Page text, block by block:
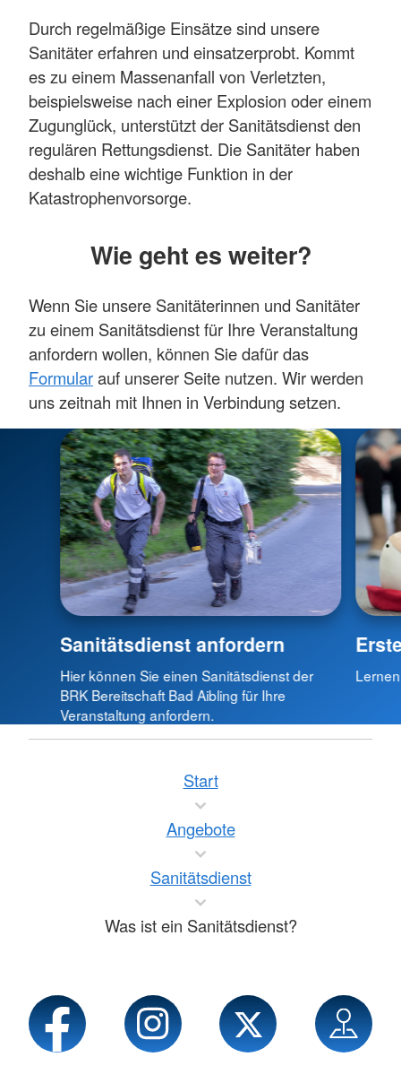
Durch regelmäßige Einsätze sind unsere
Sanitäter erfahren und einsatzerprobt. Kommt
es zu einem Massenanfall von Verletzten,
beispielsweise nach einer Explosion oder einem
Zugunglück, unterstützt der Sanitätsdienst den
regulären Rettungsdienst. Die Sanitäter haben
deshalb eine wichtige Funktion in der
Katastrophenvorsorge.
Wie geht es weiter?
Wenn Sie unsere Sanitäterinnen und Sanitäter
zu einem Sanitätsdienst für Ihre Veranstaltung
anfordern wollen, können Sie dafür das
Formularauf unserer Seite nutzen. Wir werden
uns zeitnah mit Ihnen in Verbindung setzen.
Sanitätsdienst anfordern
Hier können Sie einen Sanitätsdienst der
BRK Bereitschaft Bad Aibling für Ihre
Veranstaltung anfordern.
Start
Angebote
Sanitätsdienst
Was ist ein Sanitätsdienst?